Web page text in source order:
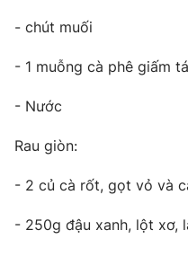
Lịch phát sóng
Chuyên mục khác
Emagazine
Photo
- chút muối
- 1 muỗng cà phê giấm
- Nước
Rau giòn:
- 2 củ cà rốt, gọt vỏ và
- 250g đậu xanh, lột xơ,